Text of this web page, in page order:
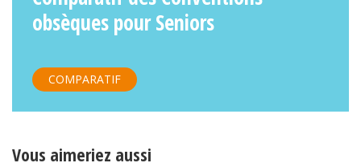
obsèques pour Seniors
COMPARATIF
Vous aimeriez aussi